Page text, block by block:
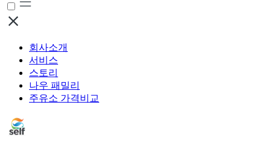
회사소개
서비스
스토리
나우 패밀리
주유소 가격비교